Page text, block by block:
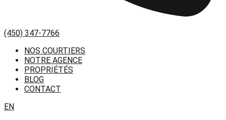
(450) 347-7766
NOS COURTIERS
NOTRE AGENCE
PROPRIÉTÉS
BLOG
CONTACT
EN